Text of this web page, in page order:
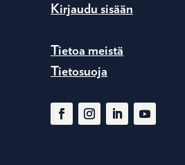
Kirjaudu sisään
Tietoa meistä
Tietosuoja